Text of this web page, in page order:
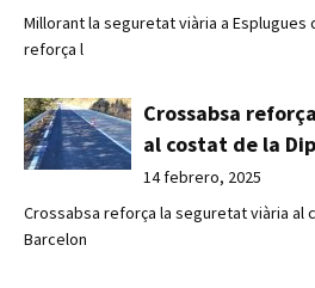
Millorant la seguretat viària a Esplugues
reforça l
Crossabsa
al costat de la
14 febrero, 2025
Crossabsa reforça la seguretat viària al
Barcelon